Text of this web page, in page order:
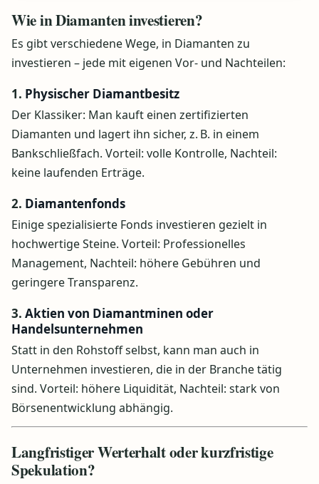
Wie in Diamanten investieren?
Es gibt verschiedene Wege, in Diamanten zu
investieren – jede mit eigenen Vor- und Nachteilen:
1. Physischer Diamantbesitz
Der Klassiker: Man kauft einen zertifizierten
Diamanten und lagert ihn sicher, z. B. in einem
Bankschließfach. Vorteil: volle Kontrolle, Nachteil:
keine laufenden Erträge.
2. Diamantenfonds
Einige spezialisierte Fonds investieren gezielt in
hochwertige Steine. Vorteil: Professionelles
Management, Nachteil: höhere Gebühren und
geringere Transparenz.
3. Aktien von Diamantminen oder
Handelsunternehmen
Statt in den Rohstoff selbst, kann man auch in
Unternehmen investieren, die in der Branche tätig
sind. Vorteil: höhere Liquidität, Nachteil: stark von
Börsenentwicklung abhängig.
Langfristiger Werterhalt oder kurzfristige
Spekulation?